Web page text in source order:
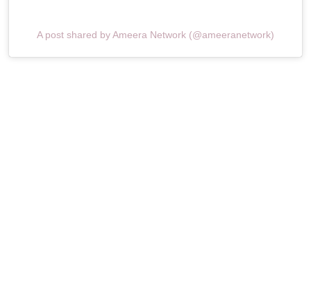
A post shared by Ameera Network (@ameeranetwork)